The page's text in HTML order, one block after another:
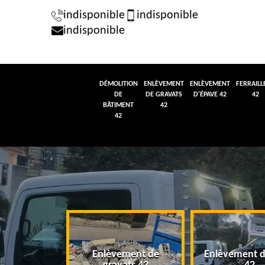
indisponible
indisponible
indisponible
DÉMOLITION
DE
BÂTIMENT
42
ENLÈVEMENT
DE GRAVATS
42
ENLÈVEMENT
D'ÉPAVE 42
42
de
Enlèvement de
Enlèvement